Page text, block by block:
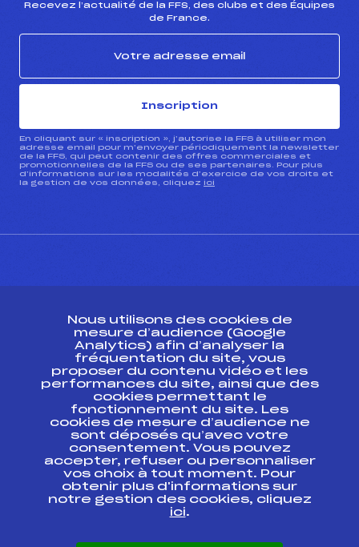
Recevez l’actualité de la FFS, des clubs et des Équipes
de France.
Inscription
En cliquant sur « inscription », j’autorise la FFS à utiliser mon
adresse email pour m’envoyer périodiquement la newsletter
de la FFS, qui peut contenir des offres commerciales et
promotionnelles de la FFS ou de ses partenaires. Pour plus
d’informations sur les modalités d’exercice de vos droits et
la gestion de vos données, cliquez ici
Ressources
Pass’Neige
Projet sportif fédéral
Projet de performance fédéral
Antidopage
Pôle Développement, Formation, Suivi
Scientifique
Listes ministérielles
Pôle vie de l’athlète
Enseignement professionnel
Nous utilisons des cookies de
mesure d’audience (Google
Analytics) afin d’analyser la
fréquentation du site, vous
proposer du contenu vidéo et les
performances du site, ainsi que des
cookies permettant le
fonctionnement du site. Les
cookies de mesure d’audience ne
sont déposés qu’avec votre
consentement. Vous pouvez
accepter, refuser ou personnaliser
vos choix à tout moment. Pour
obtenir plus d'informations sur
notre gestion des cookies, cliquez
ici.